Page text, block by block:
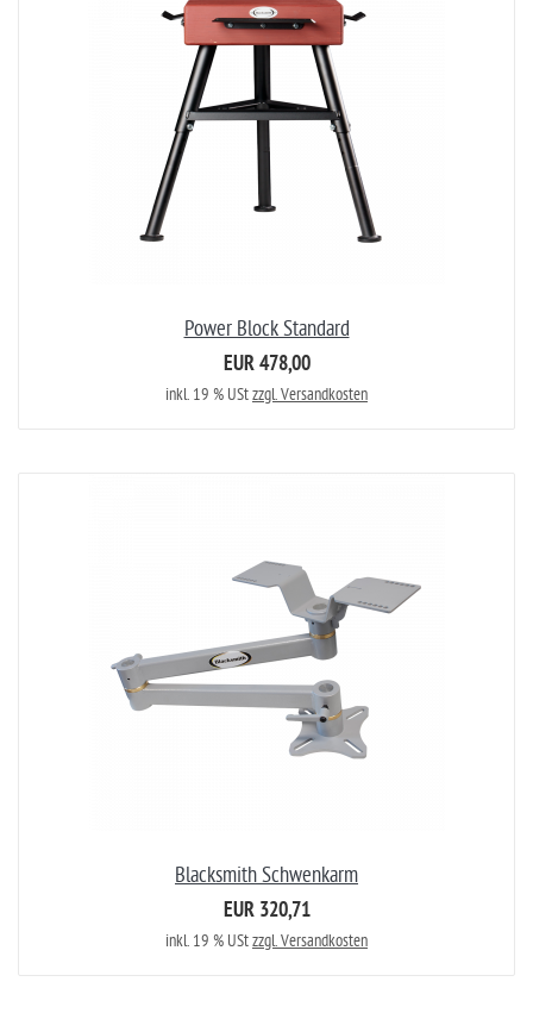
Power Block Standard
EUR 478,00
inkl. 19 % UStzzgl. Versandkosten
Blacksmith Schwenkarm
EUR 320,71
inkl. 19 % UStzzgl. Versandkosten